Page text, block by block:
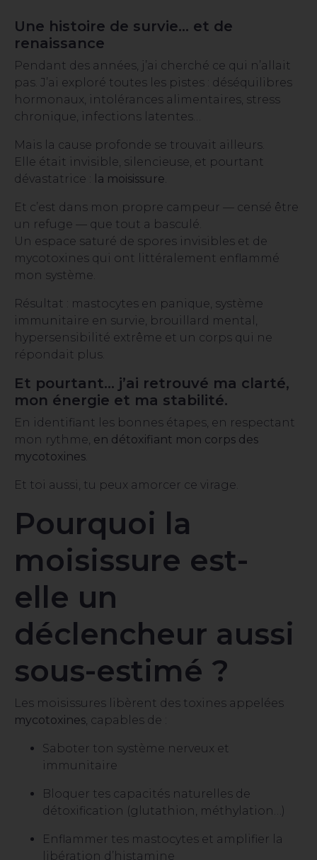
Une histoire de survie… et de
renaissance
Pendant des années, j’ai cherché ce qui n’allait
pas. J’ai exploré toutes les pistes : déséquilibres
hormonaux, intolérances alimentaires, stress
chronique, infections latentes…
Mais la cause profonde se trouvait ailleurs.
Elle était invisible, silencieuse, et pourtant
dévastatrice : la moisissure.
Et c’est dans mon propre campeur — censé être
un refuge — que tout a basculé.
Un espace saturé de spores invisibles et de
mycotoxines qui ont littéralement enflammé
mon système.
Résultat : mastocytes en panique, système
immunitaire en survie, brouillard mental,
hypersensibilité extrême et un corps qui ne
répondait plus.
Et pourtant… j’ai retrouvé ma clarté,
mon énergie et ma stabilité.
En identifiant les bonnes étapes, en respectant
mon rythme, en détoxifiant mon corps des
mycotoxines.
Et toi aussi, tu peux amorcer ce virage.
Pourquoi la
moisissure est-
elle un
déclencheur aussi
sous-estimé ?
Les moisissures libèrent des toxines appelées
mycotoxines, capables de :
Saboter ton système nerveux et
immunitaire
Bloquer tes capacités naturelles de
détoxification (glutathion, méthylation…)
Enflammer tes mastocytes et amplifier la
libération d’histamine